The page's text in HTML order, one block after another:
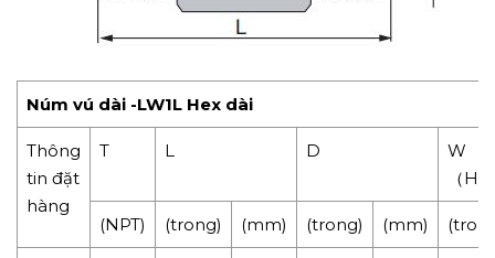
Núm vú dài -LW1L Hex dài
Thông
tin đặt
hàng
T L D
W
（
(NPT) (trong) (mm) (trong) (mm)